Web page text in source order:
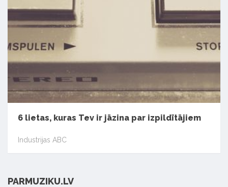
6 lietas, kuras Tev ir jāzina par izpildītājiem
Industrijas ABC
PARMUZIKU.LV